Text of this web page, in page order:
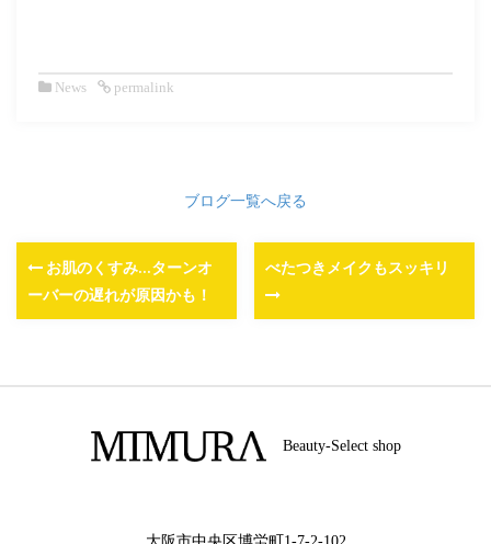
News permalink
ブログ一覧へ戻る
お肌のくすみ…ターンオ
ーバーの遅れが原因かも！
べたつきメイクもスッキリ
Beauty-Select shop